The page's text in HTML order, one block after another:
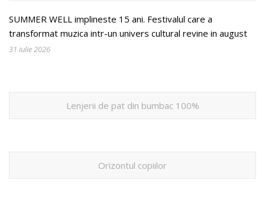
SUMMER WELL implineste 15 ani. Festivalul care a
transformat muzica intr-un univers cultural revine in august
31 iulie 2026
Lenjerii de pat din bumbac 100%
Orizontul copiilor